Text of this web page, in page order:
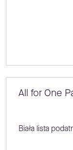
All for One
Biała lista